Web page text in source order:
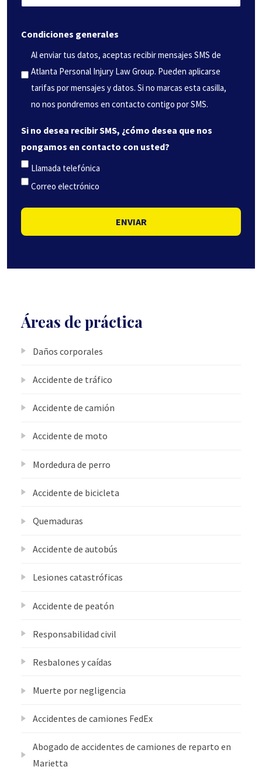
(Obligatorio)
qué
ayudarle?
(Obligatorio)
Condiciones generales
Al enviar tus datos, aceptas recibir mensajes SMS de
Atlanta Personal Injury Law Group. Pueden aplicarse
tarifas por mensajes y datos. Si no marcas esta casilla,
no nos pondremos en contacto contigo por SMS.
Si no desea recibir SMS, ¿cómo desea que nos
pongamos en contacto con usted?
Llamada telefónica
Correo electrónico
ENVIAR
Áreas de práctica
Daños corporales
Accidente de tráfico
Accidente de camión
Accidente de moto
Mordedura de perro
Accidente de bicicleta
Quemaduras
Accidente de autobús
Lesiones catastróficas
Accidente de peatón
Responsabilidad civil
Resbalones y caídas
Muerte por negligencia
Accidentes de camiones FedEx
Abogado de accidentes de camiones de reparto en
Marietta